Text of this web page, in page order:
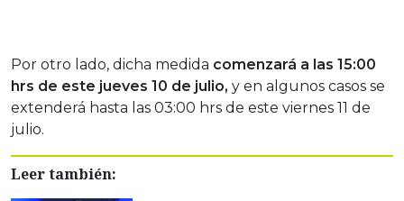
Por otro lado, dicha medida comenzará a las 15:00
hrs de este jueves 10 de julio, y en algunos casos se
extenderá hasta las 03:00 hrs de este viernes 11 de
julio.
Leer también: